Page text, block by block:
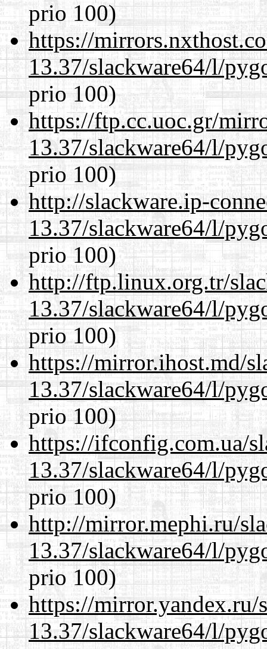
prio 100)
https://
13.37/slackware64/l/
prio 100)
https://ftp.cc.uoc.gr/
13.37/slackware64/l/
prio 100)
http://slackware.ip-
13.37/slackware64/l/
prio 100)
http://ftp.linux.org.tr/
13.37/slackware64/l/
prio 100)
https://mirror.ihost.md/
13.37/slackware64/l/
prio 100)
https://ifconfig.com.ua/
13.37/slackware64/l/
prio 100)
http://mirror.mephi.ru/
13.37/slackware64/l/
prio 100)
https://mirror.yandex.ru/
13.37/slackware64/l/